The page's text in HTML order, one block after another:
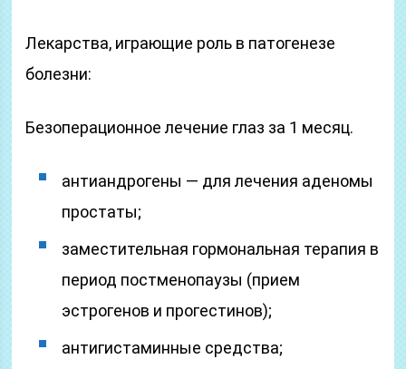
Лекарства, играющие роль в патогенезе
болезни:
Безоперационное лечение глаз за 1 месяц.
антиандрогены — для лечения аденомы
простаты;
заместительная гормональная терапия в
период постменопаузы (прием
эстрогенов и прогестинов);
антигистаминные средства;